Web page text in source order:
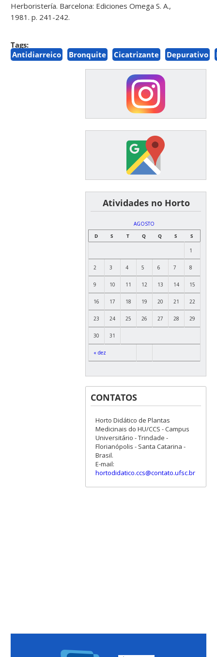
Herboristería. Barcelona: Ediciones Omega S. A.,
1981. p. 241-242.
Tags:
Antidiarreico
Bronquite Cicatrizante Depurativo
͏ ͏ ͏ ͏ ͏ ͏Atividades no Horto
AGOSTO
D
S T Q Q S S
« dez
1
2 3 4 5 6 7 8
9 10 11 12 13 14 15
16 17 18 19 20 21 22
23 24 25 26 27 28 29
30 31
CONTATOS
Horto Didático de Plantas
Medicinais do HU/CCS - Campus
Universitário - Trindade -
Florianópolis - Santa Catarina -
Brasil.
E-mail:
hortodidatico.ccs@contato.ufsc.br